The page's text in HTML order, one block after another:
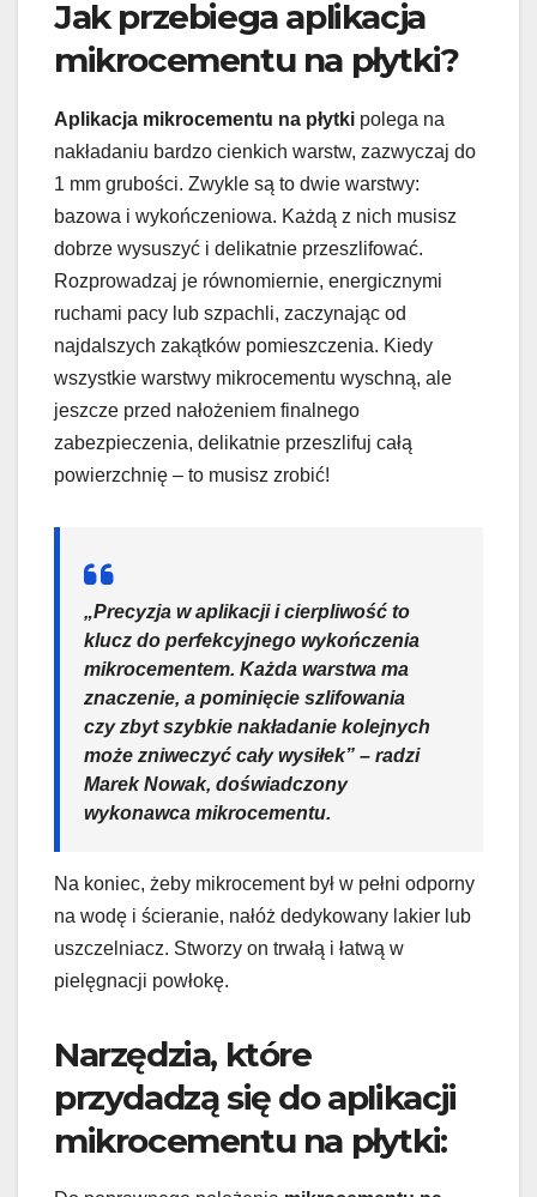
Jak przebiega aplikacja
mikrocementu na płytki?
Aplikacja mikrocementu na płytki polega na
nakładaniu bardzo cienkich warstw, zazwyczaj do
1 mm grubości. Zwykle są to dwie warstwy:
bazowa i wykończeniowa. Każdą z nich musisz
dobrze wysuszyć i delikatnie przeszlifować.
Rozprowadzaj je równomiernie, energicznymi
ruchami pacy lub szpachli, zaczynając od
najdalszych zakątków pomieszczenia. Kiedy
wszystkie warstwy mikrocementu wyschną, ale
jeszcze przed nałożeniem finalnego
zabezpieczenia, delikatnie przeszlifuj całą
powierzchnię – to musisz zrobić!
„Precyzja w aplikacji i cierpliwość to
klucz do perfekcyjnego wykończenia
mikrocementem. Każda warstwa ma
znaczenie, a pominięcie szlifowania
czy zbyt szybkie nakładanie kolejnych
może zniweczyć cały wysiłek” – radzi
Marek Nowak, doświadczony
wykonawca mikrocementu.
Na koniec, żeby mikrocement był w pełni odporny
na wodę i ścieranie, nałóż dedykowany lakier lub
uszczelniacz. Stworzy on trwałą i łatwą w
pielęgnacji powłokę.
Narzędzia, które
przydadzą się do aplikacji
mikrocementu na płytki: